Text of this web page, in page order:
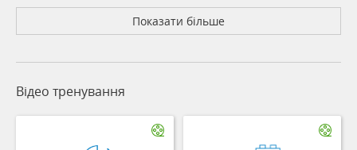
Показати більше
Відео тренування